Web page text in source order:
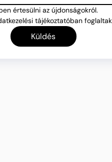
értesülni az újdonságokról.
tájékoztatóban
Küldés